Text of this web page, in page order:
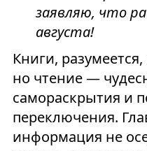
заявляю, что
августа!
Книги,
но чтение —
самораскрытия и
переключения.
информация не